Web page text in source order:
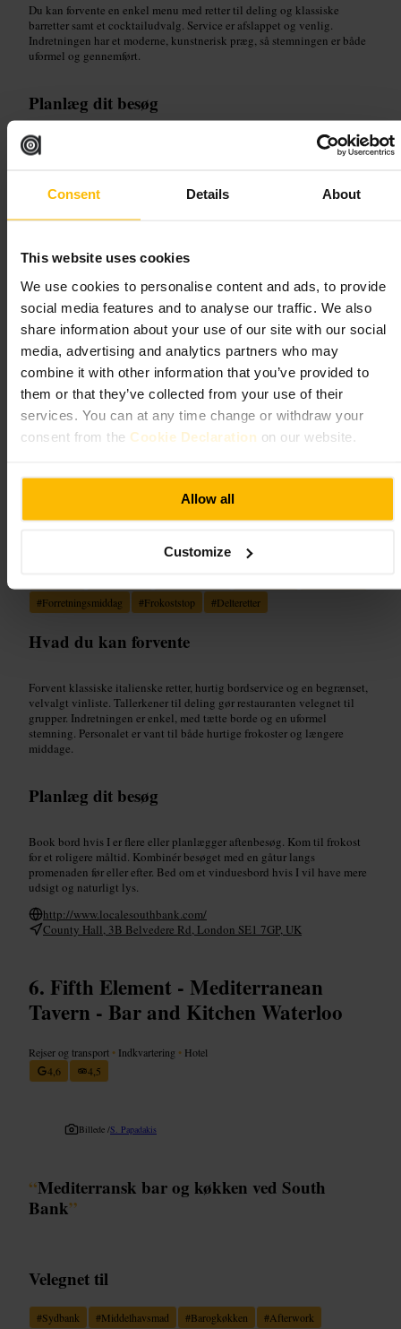
Consent Details About
This website uses cookies
We use cookies to personalise content and ads, to provide
social media features and to analyse our traffic. We also
share information about your use of our site with our social
media, advertising and analytics partners who may
combine it with other information that you’ve provided to
them or that they’ve collected from your use of their
services. You can at any time change or withdraw your
consent from the Cookie Declaration on our website.
Allow all
Customize
Du kan forvente en enkel menu med retter til deling og klassiske
barretter samt et cocktailudvalg. Service er afslappet og venlig.
Indretningen har et moderne, kunstnerisk præg, så stemningen er både
uformel og gennemført.
Planlæg dit besøg
Bestil bord ved større grupper, ellers er et spontant besøg ofte muligt.
til mad og drikke.
https://artyardbarandkitchen.com/
Locale Southbank
krkr•Spisning og drikke•Restaurant•Italiensk restaurant
4,1
4,5
Billede /
#Forretningsmiddag #Frokoststop #Delteretter
Hvad du kan forvente
Forvent klassiske italienske retter, hurtig bordservice og en begrænset,
velvalgt vinliste. Tallerkener til deling gør restauranten velegnet til
grupper. Indretningen er enkel, med tætte borde og en uformel
stemning. Personalet er vant til både hurtige frokoster og længere
middage.
Planlæg dit besøg
Book bord hvis I er flere eller planlægger aftenbesøg. Kom til frokost
for et roligere måltid. Kombinér besøget med en gåtur langs
promenaden før eller efter. Bed om et vinduesbord hvis I vil have mere
udsigt og naturligt lys.
http://www.localesouthbank.com/
County Hall, 3B Belvedere Rd, London SE1 7GP, UK
Fifth Element - Mediterranean
Tavern - Bar and Kitchen Waterloo
Rejser og transport • Indkvartering • Hotel
4,6
4,5
Billede /S. Papadakis
“Mediterransk bar og køkken ved South
Bank”
Velegnet til
#Sydbank #Middelhavsmad #Barogkøkken #Afterwork